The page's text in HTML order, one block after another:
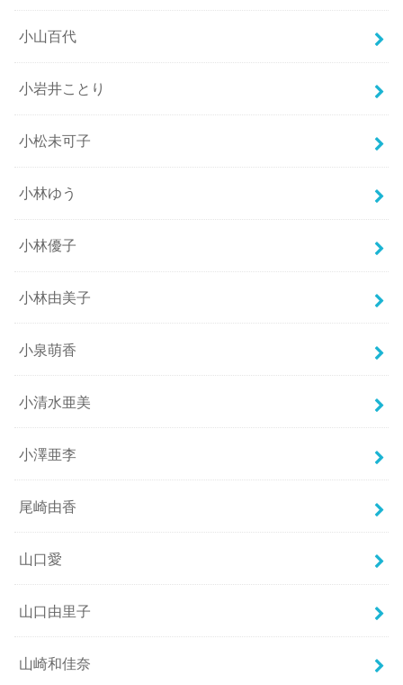
小山百代
小岩井ことり
小松未可子
小林ゆう
小林優子
小林由美子
小泉萌香
小清水亜美
小澤亜李
尾崎由香
山口愛
山口由里子
山崎和佳奈